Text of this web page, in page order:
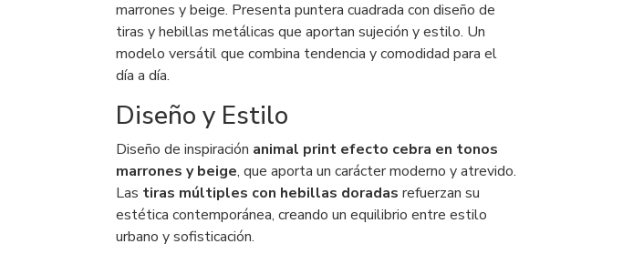
marrones y beige. Presenta puntera cuadrada con diseño de
tiras y hebillas metálicas que aportan sujeción y estilo. Un
modelo versátil que combina tendencia y comodidad para el
día a día.
Diseño y Estilo
Diseño de inspiración animal print efecto cebra en tonos
marrones y beige, que aporta un carácter moderno y atrevido.
Las tiras múltiples con hebillas doradas refuerzan su
estética contemporánea, creando un equilibrio entre estilo
urbano y sofisticación.